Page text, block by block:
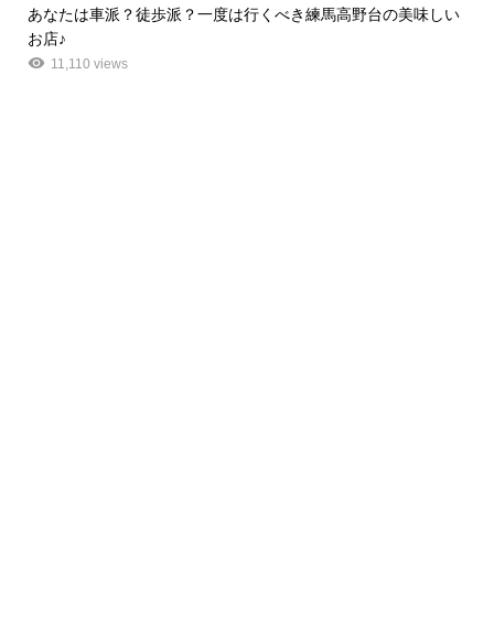
あなたは車派？徒歩派？一度は行くべき練馬高野台の美味しい
お店♪
11,110 views